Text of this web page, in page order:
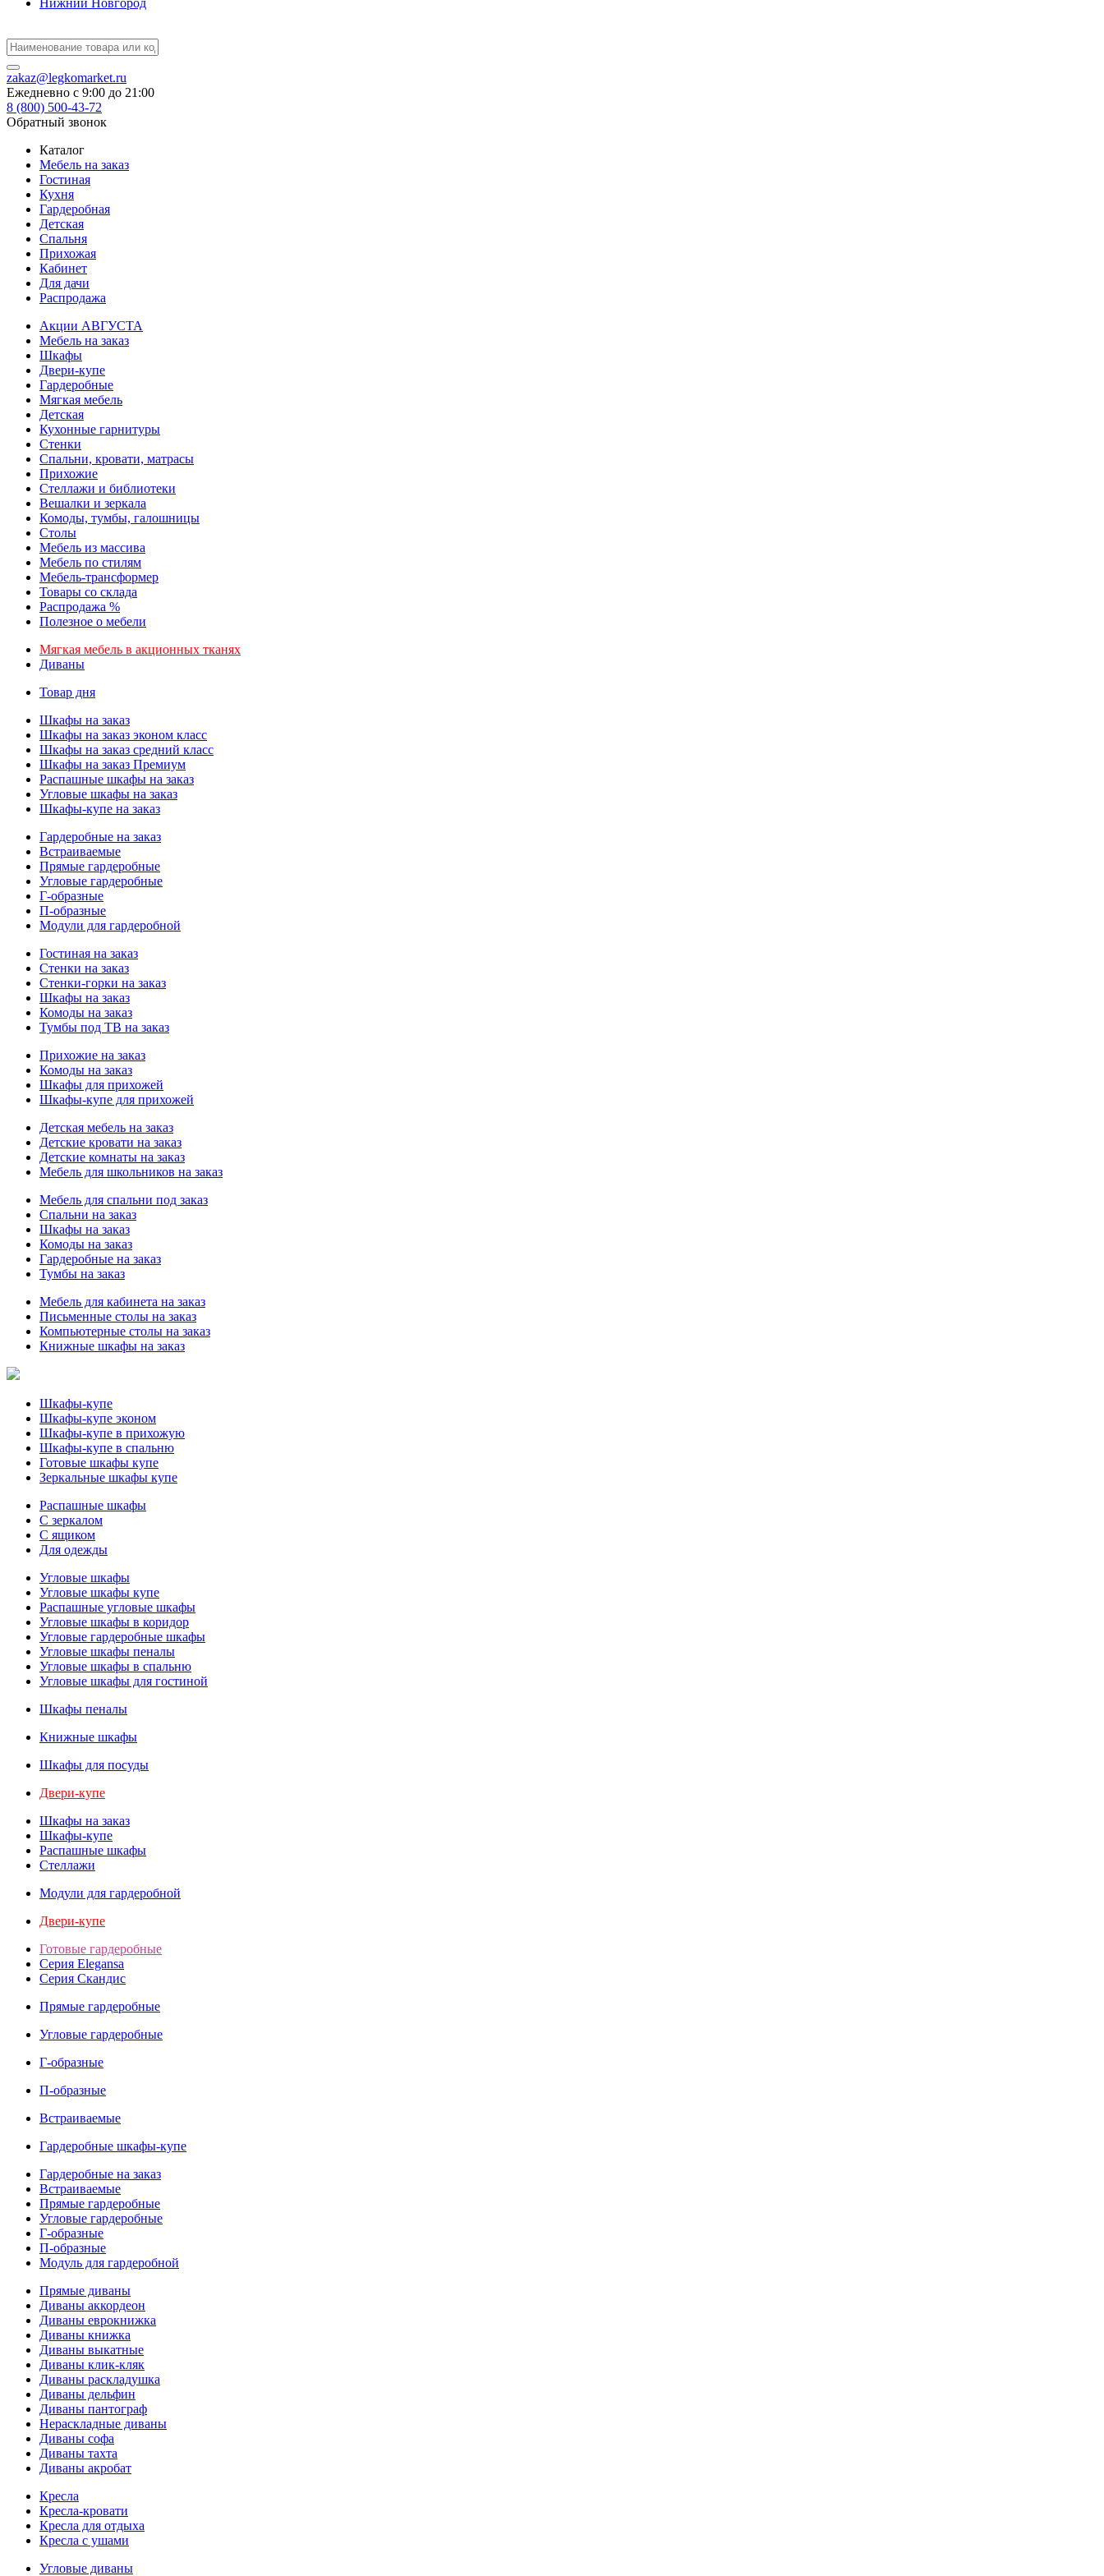
Нижний Новгород
zakaz@legkomarket.ru
Ежедневно c 9:00 до 21:00
8 (800) 500-43-72
Обратный звонок
Каталог
Мебель на заказ
Гостиная
Кухня
Гардеробная
Детская
Спальня
Прихожая
Кабинет
Для дачи
Распродажа
Акции АВГУСТА
Мебель на заказ
Шкафы
Двери-купе
Гардеробные
Мягкая мебель
Детская
Кухонные гарнитуры
Стенки
Спальни, кровати, матрасы
Прихожие
Стеллажи и библиотеки
Вешалки и зеркала
Комоды, тумбы, галошницы
Столы
Мебель из массива
Мебель по стилям
Мебель-трансформер
Товары со склада
Распродажа %
Полезное о мебели
Мягкая мебель в акционных тканях
Диваны
Товар дня
Шкафы на заказ
Шкафы на заказ эконом класс
Шкафы на заказ средний класс
Шкафы на заказ Премиум
Распашные шкафы на заказ
Угловые шкафы на заказ
Шкафы-купе на заказ
Гардеробные на заказ
Встраиваемые
Прямые гардеробные
Угловые гардеробные
Г-образные
П-образные
Модули для гардеробной
Гостиная на заказ
Стенки на заказ
Стенки-горки на заказ
Шкафы на заказ
Комоды на заказ
Тумбы под ТВ на заказ
Прихожие на заказ
Комоды на заказ
Шкафы для прихожей
Шкафы-купе для прихожей
Детская мебель на заказ
Детские кровати на заказ
Детские комнаты на заказ
Мебель для школьников на заказ
Мебель для спальни под заказ
Спальни на заказ
Шкафы на заказ
Комоды на заказ
Гардеробные на заказ
Тумбы на заказ
Мебель для кабинета на заказ
Письменные столы на заказ
Компьютерные столы на заказ
Книжные шкафы на заказ
Шкафы-купе
Шкафы-купе эконом
Шкафы-купе в прихожую
Шкафы-купе в спальню
Готовые шкафы купе
Зеркальные шкафы купе
Распашные шкафы
С зеркалом
С ящиком
Для одежды
Угловые шкафы
Угловые шкафы купе
Распашные угловые шкафы
Угловые шкафы в коридор
Угловые гардеробные шкафы
Угловые шкафы пеналы
Угловые шкафы в спальню
Угловые шкафы для гостиной
Шкафы пеналы
Книжные шкафы
Шкафы для посуды
Двери-купе
Шкафы на заказ
Шкафы-купе
Распашные шкафы
Стеллажи
Модули для гардеробной
Двери-купе
Готовые гардеробные
Серия Elegansa
Серия Скандис
Прямые гардеробные
Угловые гардеробные
Г-образные
П-образные
Встраиваемые
Гардеробные шкафы-купе
Гардеробные на заказ
Встраиваемые
Прямые гардеробные
Угловые гардеробные
Г-образные
П-образные
Модуль для гардеробной
Прямые диваны
Диваны аккордеон
Диваны еврокнижка
Диваны книжка
Диваны выкатные
Диваны клик-кляк
Диваны раскладушка
Диваны дельфин
Диваны пантограф
Нераскладные диваны
Диваны софа
Диваны тахта
Диваны акробат
Кресла
Кресла-кровати
Кресла для отдыха
Кресла с ушами
Угловые диваны